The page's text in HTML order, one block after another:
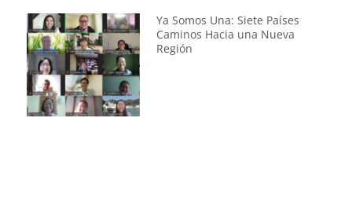
Ya Somos Una: Siete Países
Caminos Hacia una Nueva
Región